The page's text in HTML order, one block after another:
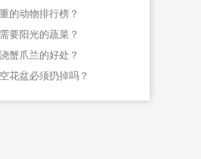
的动物排行榜？
要阳光的蔬菜？
蟹爪兰的好处？
花盆必须扔掉吗？